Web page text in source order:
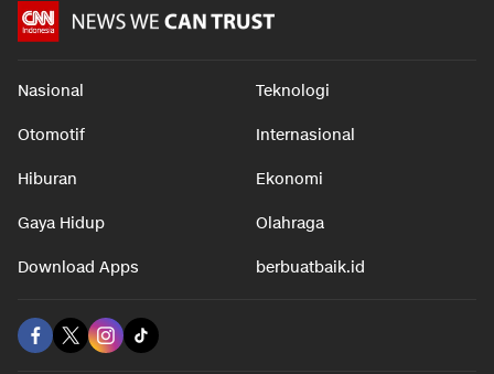
Nasional Teknologi
Otomotif Internasional
Hiburan Ekonomi
Gaya Hidup Olahraga
Download Apps berbuatbaik.id